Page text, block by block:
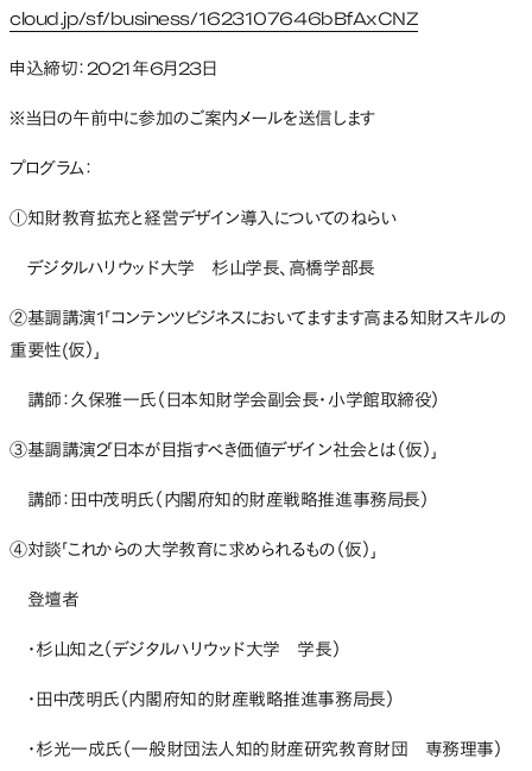
cloud.jp/sf/business/1623107646bBfAxCNZ
申込締切：2021年6月23日
※当日の午前中に参加のご案内メールを送信します
プログラム：
①知財教育拡充と経営デザイン導入についてのねらい
デジタルハリウッド大学 杉山学長、高橋学部長
②基調講演1「コンテンツビジネスにおいてますます高まる知財スキルの
重要性(仮）」
講師：久保雅一氏（日本知財学会副会長・小学館取締役）
③基調講演2「日本が目指すべき価値デザイン社会とは（仮）」
講師：田中茂明氏（内閣府知的財産戦略推進事務局長）
④対談「これからの大学教育に求められるもの（仮）」
登壇者
・杉山知之（デジタルハリウッド大学 学長）
・田中茂明氏（内閣府知的財産戦略推進事務局長）
・杉光一成氏（一般財団法人知的財産研究教育財団 専務理事）